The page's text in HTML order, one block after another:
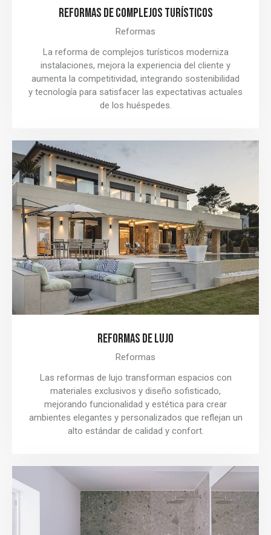
REFORMAS DE COMPLEJOS TURÍSTICOS
Reformas
La reforma de complejos turísticos moderniza
instalaciones, mejora la experiencia del cliente y
aumenta la competitividad, integrando sostenibilidad
y tecnología para satisfacer las expectativas actuales
de los huéspedes.
REFORMAS DE LUJO
Reformas
Las reformas de lujo transforman espacios con
materiales exclusivos y diseño sofisticado,
mejorando funcionalidad y estética para crear
ambientes elegantes y personalizados que reflejan un
alto estándar de calidad y confort.